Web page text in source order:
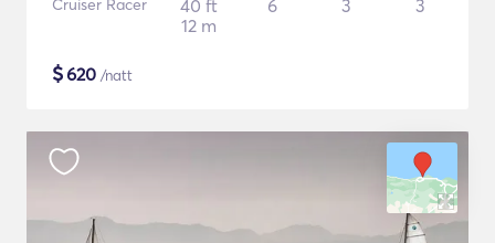
Cruiser Racer
40 ft
12 m
6 3 3
$620 /natt